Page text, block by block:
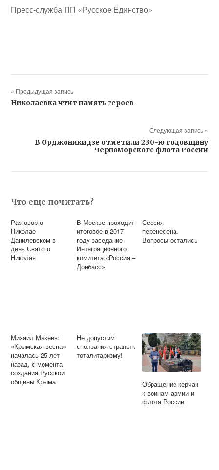
Пресс-служба ПП «Русское Единство»
« Предыдущая запись
Николаевка чтит память героев
Следующая запись »
В Орджоникидзе отметили 230-ю годовщину
Черноморского флота России
Что еще почитать?
Разговор о
Николае
Данилевском в
день Святого
Николая
В Москве проходит
итоговое в 2017
году заседание
Интеграционного
комитета «Россия –
Донбасс»
Сессия
перенесена.
Вопросы остались
Михаил Макеев:
«Крымская весна»
началась 25 лет
назад, с момента
создания Русской
общины Крыма
Не допустим
сползания страны к
тоталитаризму!
Обращение керчан
к воинам армии и
флота России